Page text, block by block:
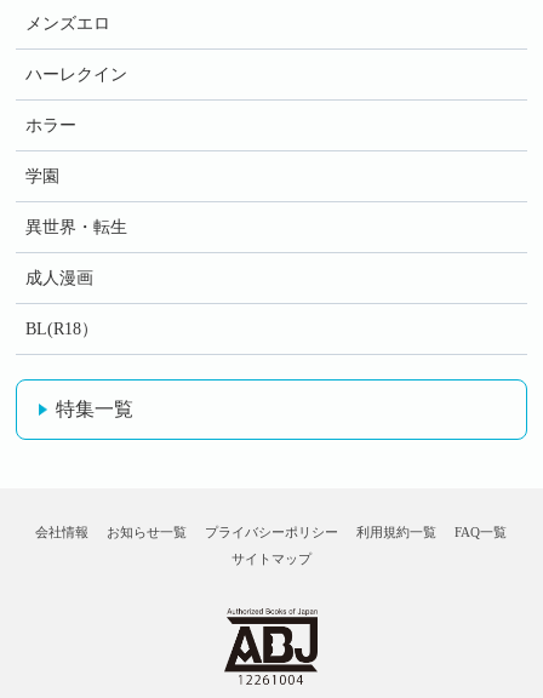
メンズエロ
ハーレクイン
ホラー
学園
異世界・転生
成人漫画
BL(R18）
特集一覧
会社情報 お知らせ一覧 プライバシーポリシー 利用規約一覧
FAQ一覧
サイトマップ